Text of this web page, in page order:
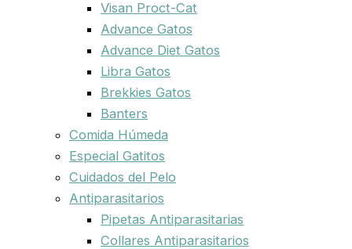
Visan Proct-Cat
Advance Gatos
Advance Diet Gatos
Libra Gatos
Brekkies Gatos
Banters
Comida Húmeda
Especial Gatitos
Cuidados del Pelo
Antiparasitarios
Pipetas Antiparasitarias
Collares Antiparasitarios